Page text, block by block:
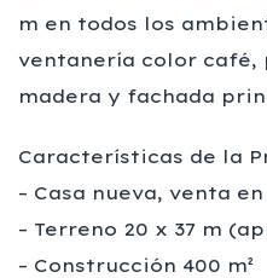
m en todos los
ventanería color
madera y fachada
Características de la
– Casa nueva, venta
– Terreno 20 x 37 m
– Construcción 400 m²